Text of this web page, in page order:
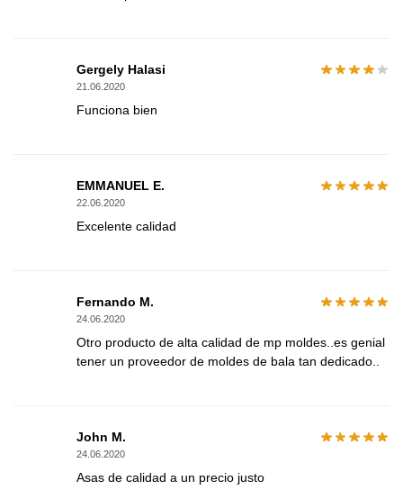
Gergely Halasi
21.06.2020
Funciona bien
EMMANUEL E.
22.06.2020
Excelente calidad
Fernando M.
24.06.2020
Otro producto de alta calidad de mp moldes..es genial
tener un proveedor de moldes de bala tan dedicado..
John M.
24.06.2020
Asas de calidad a un precio justo